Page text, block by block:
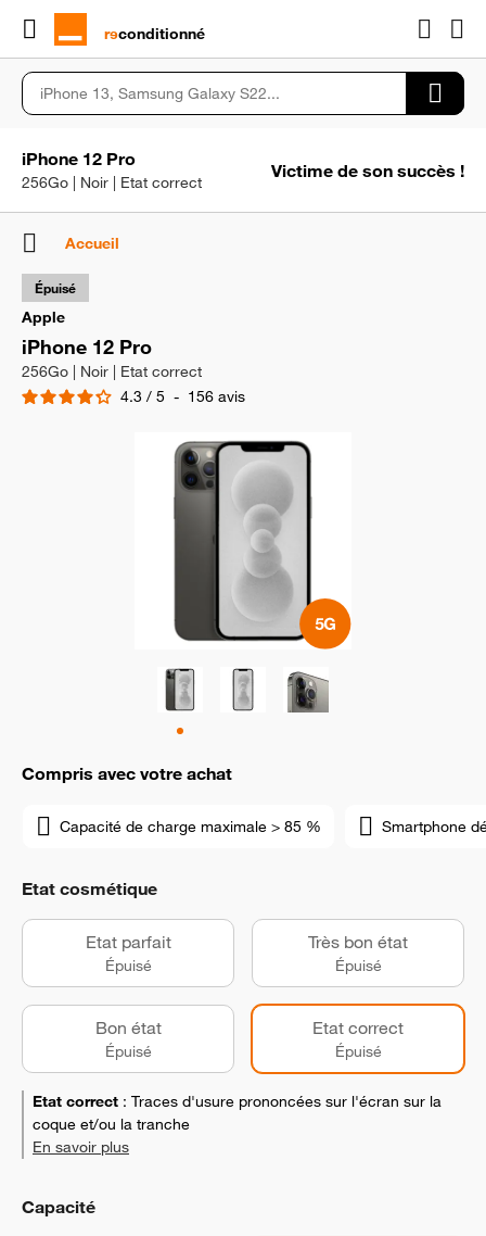
rɘconditionné
iPhone 12 Pro
256Go | Noir | Etat correct
Victime de son succès !
Accueil
Apple
iPhone 12 Pro
256Go | Noir | Etat correct
4.3 / 5 - 156 avis
Épuisé
Compris avec votre achat
Capacité de charge maximale > 85 % Smartphone
Etat cosmétique
Etat parfait
Épuisé
Très bon état
Épuisé
Bon état
Épuisé
Etat correct
Épuisé
Etat correct : Traces d'usure prononcées sur l'écran sur la
coque et/ou la tranche
En savoir plus
Capacité